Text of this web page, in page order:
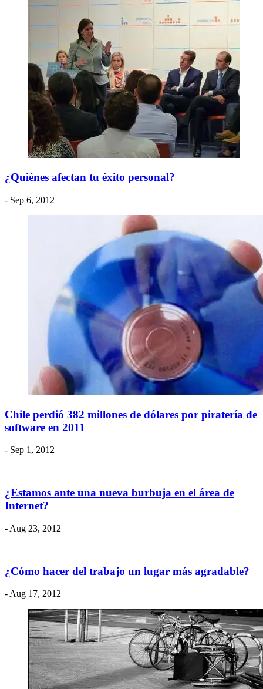
¿Quiénes afectan tu éxito personal?
- Sep 6, 2012
Chile perdió 382 millones de dólares por piratería de
software en 2011
- Sep 1, 2012
¿Estamos ante una nueva burbuja en el área de
Internet?
- Aug 23, 2012
¿Cómo hacer del trabajo un lugar más agradable?
- Aug 17, 2012